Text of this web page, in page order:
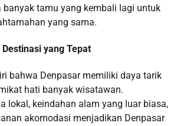
banyak tamu yang kembali lagi untuk
yang sama.
yang Tepat
bahwa Denpasar memiliki daya tarik
hati banyak wisatawan.
lokal, keindahan alam yang luar biasa,
akomodasi menjadikan Denpasar